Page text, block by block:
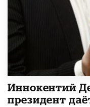
Иннокентий
президент